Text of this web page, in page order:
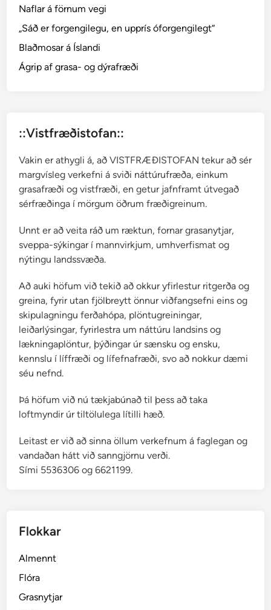
Naflar á förnum vegi
„Sáð er forgengilegu, en upprís óforgengilegt“
Blaðmosar á Íslandi
Ágrip af grasa- og dýrafræði
::Vistfræðistofan::
Vakin er athygli á, að VISTFRÆÐISTOFAN tekur að sér
margvísleg verkefni á sviði náttúrufræða, einkum
grasafræði og vistfræði, en getur jafnframt útvegað
sérfræðinga í mörgum öðrum fræðigreinum.
Unnt er að veita ráð um ræktun, fornar grasanytjar,
sveppa-sýkingar í mannvirkjum, umhverfismat og
nýtingu landssvæða.
Að auki höfum við tekið að okkur yfirlestur ritgerða og
greina, fyrir utan fjölbreytt önnur viðfangsefni eins og
skipulagningu ferðahópa, plöntugreiningar,
leiðarlýsingar, fyrirlestra um náttúru landsins og
lækningaplöntur, þýðingar úr sænsku og ensku,
kennslu í líffræði og lífefnafræði, svo að nokkur dæmi
séu nefnd.
Þá höfum við nú tækjabúnað til þess að taka
loftmyndir úr tiltölulega lítilli hæð.
Leitast er við að sinna öllum verkefnum á faglegan og
vandaðan hátt við sanngjörnu verði.
Sími 5536306 og 6621199.
Flokkar
Almennt
Flóra
Grasnytjar